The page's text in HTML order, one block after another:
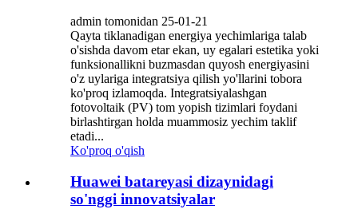
admin tomonidan 25-01-21
Qayta tiklanadigan energiya yechimlariga talab
o'sishda davom etar ekan, uy egalari estetika yoki
funksionallikni buzmasdan quyosh energiyasini
o'z uylariga integratsiya qilish yo'llarini tobora
ko'proq izlamoqda. Integratsiyalashgan
fotovoltaik (PV) tom yopish tizimlari foydani
birlashtirgan holda muammosiz yechim taklif
etadi...
Ko'proq o'qish
Huawei batareyasi dizaynidagi
so'nggi innovatsiyalar